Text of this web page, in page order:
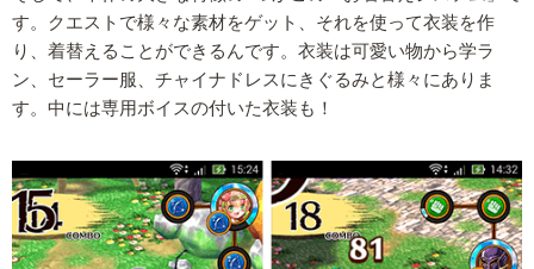
す。クエストで様々な素材をゲット、それを使って衣装を作
り、着替えることができるんです。衣装は可愛い物から学ラ
ン、セーラー服、チャイナドレスにきぐるみと様々にありま
す。中には専用ボイスの付いた衣装も！